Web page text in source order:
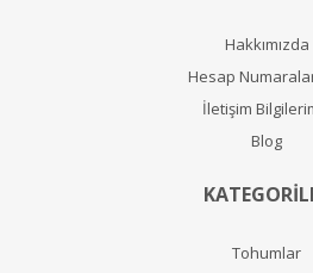
Hakkımızda
Hesap
İletişim
Blog
Tohumlar